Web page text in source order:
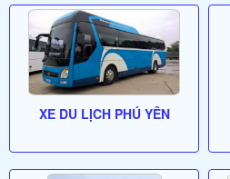
XE DU LỊCH PHÚ YÊN